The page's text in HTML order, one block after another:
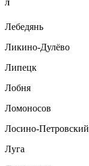
Л
Лебедянь
Ликино-Дулёво
Липецк
Лобня
Ломоносов
Лосино-Петровский
Луга